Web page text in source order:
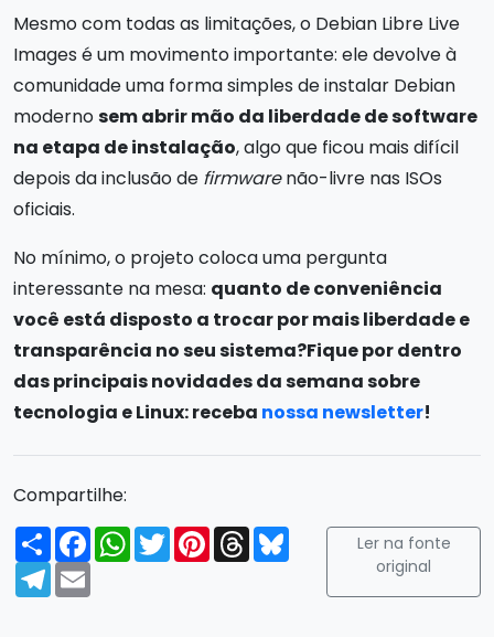
Mesmo com todas as limitações, o Debian Libre Live
Images é um movimento importante: ele devolve à
comunidade uma forma simples de instalar Debian
modernosem abrir mão da liberdade de software
na etapa de instalação, algo que ficou mais difícil
depois da inclusão de firmwarenão-livre nas ISOs
oficiais.
No mínimo, o projeto coloca uma pergunta
interessante na mesa: quanto de conveniência
você está disposto a trocar por mais liberdade e
transparência no seu sistema?Fique por dentro
das principais novidades da semana sobre
tecnologia e Linux: receba nossa newsletter!
Compartilhe:
Compartilhar
FacebookWhatsApp
TwitterPinterest
ThreadsBluesky
Telegram
Email
Ler na fonte
original